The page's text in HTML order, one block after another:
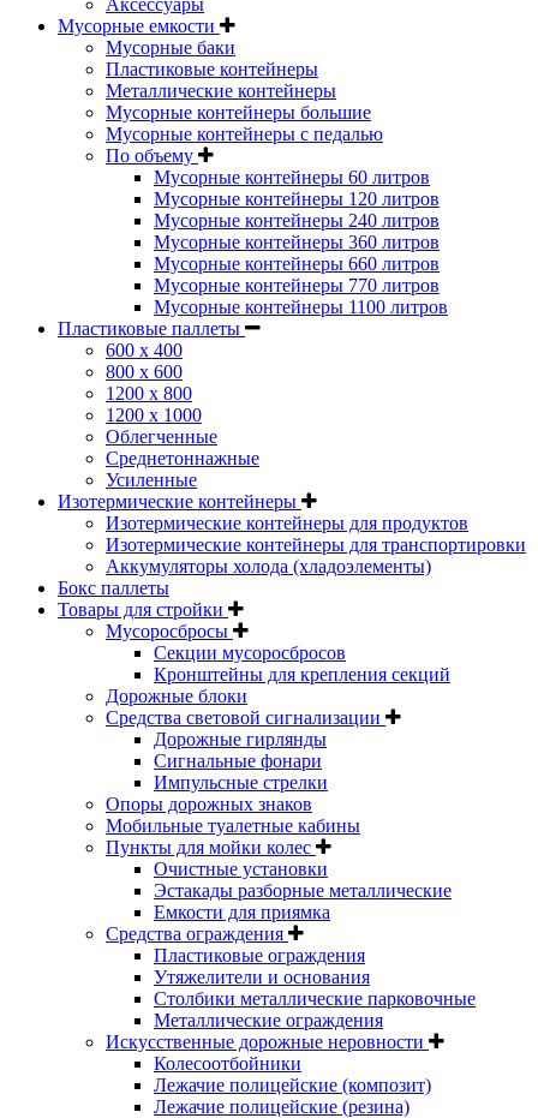
Мусорные емкости
Мусорные баки
Пластиковые контейнеры
Металлические контейнеры
Мусорные контейнеры большие
Мусорные контейнеры с педалью
По объему
Мусорные контейнеры 60 литров
Мусорные контейнеры 120 литров
Мусорные контейнеры 240 литров
Мусорные контейнеры 360 литров
Мусорные контейнеры 660 литров
Мусорные контейнеры 770 литров
Мусорные контейнеры 1100 литров
Пластиковые паллеты
600 х 400
800 х 600
1200 х 800
1200 х 1000
Облегченные
Среднетоннажные
Усиленные
Изотермические контейнеры
Изотермические контейнеры для продуктов
Изотермические контейнеры для транспортировки
Аккумуляторы холода (хладоэлементы)
Бокс паллеты
Товары для стройки
Мусоросбросы
Секции мусоросбросов
Кронштейны для крепления секций
Дорожные блоки
Средства световой сигнализации
Дорожные гирлянды
Сигнальные фонари
Импульсные стрелки
Опоры дорожных знаков
Мобильные туалетные кабины
Пункты для мойки колес
Очистные установки
Эстакады разборные металлические
Емкости для приямка
Средства ограждения
Пластиковые ограждения
Утяжелители и основания
Столбики металлические парковочные
Металлические ограждения
Искусственные дорожные неровности
Колесоотбойники
Лежачие полицейские (композит)
Лежачие полицейские (резина)